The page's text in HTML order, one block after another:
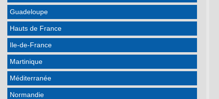
Guadeloupe
Hauts de France
Ile-de-France
Martinique
Méditerranée
Normandie